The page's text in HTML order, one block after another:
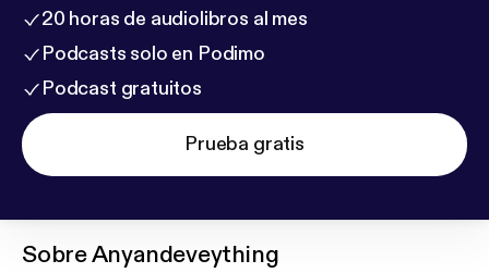
20 horas de audiolibros al mes
Podcasts solo en Podimo
Podcast gratuitos
Prueba gratis
SobreAnyandeveything